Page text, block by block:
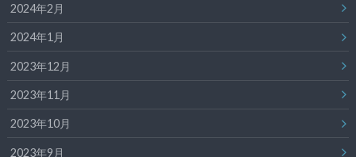
2024年2月
2024年1月
2023年12月
2023年11月
2023年10月
2023年9月